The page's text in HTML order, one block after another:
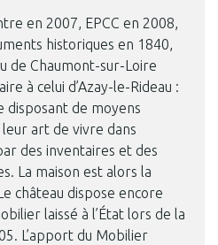
en 2007, EPCC en 2008,
historiques en 1840,
de Chaumont-sur-Loire
à celui d’Azay-le-Rideau :
disposant de moyens
art de vivre dans
des inventaires et des
La maison est alors la
château dispose encore
laissé à l’État lors de la
L’apport du Mobilier